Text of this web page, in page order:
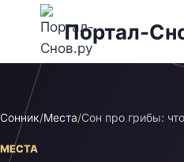
Перейти
содержимому
Портал-
Сонник/Места/Сон про грибы:
МЕСТА